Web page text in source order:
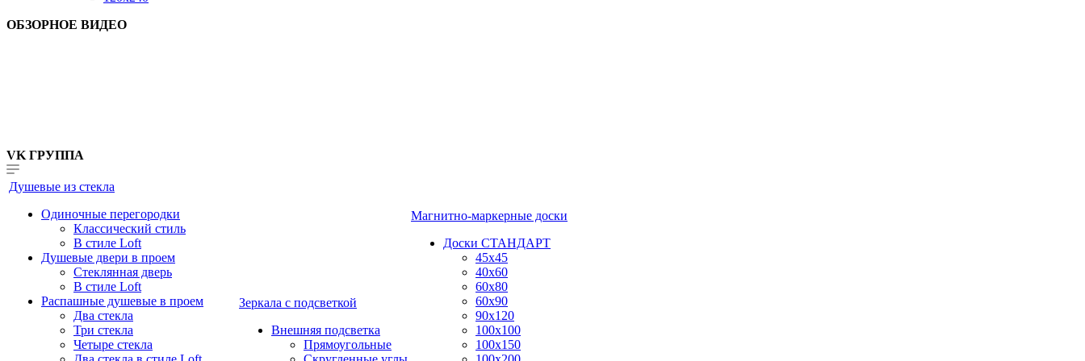
ОБЗОРНОЕ ВИДЕО
VK ГРУППА
Душевые из стекла
Одиночные перегородки
Классический стиль
В стиле Loft
Душевые двери в проем
Стеклянная дверь
В стиле Loft
Распашные душевые в проем
Два стекла
Три стекла
Четыре стекла
Зеркала с подсветкой
Внешняя подсветка
Прямоугольные
Магнитно-маркерные доски
Доски СТАНДАРТ
45x45
40x60
60x80
60x90
90x120
100x100
100x150